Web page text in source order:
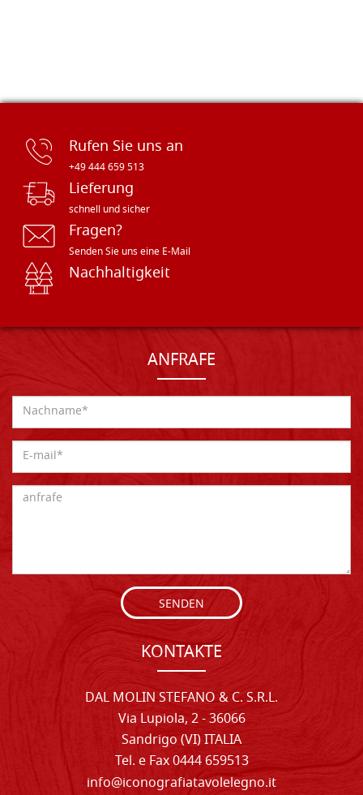
Rufen Sie uns an
+49 444 659 513
Lieferung
schnell und sicher
Fragen?
Senden Sie uns eine E-Mail
Nachhaltigkeit
ANFRAFE
SENDEN
KONTAKTE
DAL MOLIN STEFANO & C. S.R.L.
Via Lupiola, 2 - 36066
Sandrigo (VI) ITALIA
Tel. e Fax 0444 659513
info@iconografiatavolelegno.it